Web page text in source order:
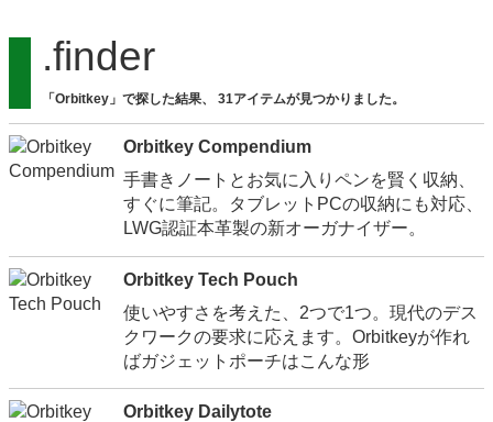
.finder
「Orbitkey」で探した結果、 31アイテムが見つかりました。
Orbitkey Compendium
手書きノートとお気に入りペンを賢く収納、
すぐに筆記。タブレットPCの収納にも対応、
LWG認証本革製の新オーガナイザー。
Orbitkey Tech Pouch
使いやすさを考えた、2つで1つ。現代のデス
クワークの要求に応えます。Orbitkeyが作れ
ばガジェットポーチはこんな形
Orbitkey Dailytote